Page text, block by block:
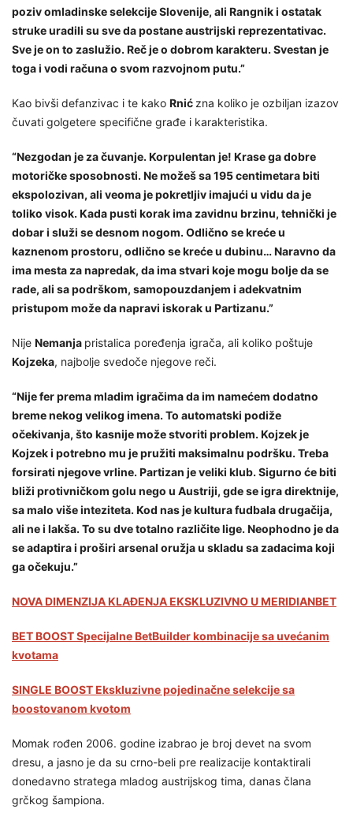
poziv omladinske selekcije Slovenije, ali Rangnik i ostatak
struke uradili su sve da postane austrijski reprezentativac.
Sve je on to zaslužio. Reč je o dobrom karakteru. Svestan je
toga i vodi računa o svom razvojnom putu.”
Kao bivši defanzivac i te kako Rnić zna koliko je ozbiljan izazov
čuvati golgetere specifične građe i karakteristika.
“Nezgodan je za čuvanje. Korpulentan je! Krase ga dobre
motoričke sposobnosti. Ne možeš sa 195 centimetara biti
ekspolozivan, ali veoma je pokretljiv imajući u vidu da je
toliko visok. Kada pusti korak ima zavidnu brzinu, tehnički je
dobar i služi se desnom nogom. Odlično se kreće u
kaznenom prostoru, odlično se kreće u dubinu… Naravno da
ima mesta za napredak, da ima stvari koje mogu bolje da se
rade, ali sa podrškom, samopouzdanjem i adekvatnim
pristupom može da napravi iskorak u Partizanu.”
Nije Nemanja pristalica poređenja igrača, ali koliko poštuje
Kojzeka, najbolje svedoče njegove reči.
“Nije fer prema mladim igračima da im namećem dodatno
breme nekog velikog imena. To automatski podiže
očekivanja, što kasnije može stvoriti problem. Kojzek je
Kojzek i potrebno mu je pružiti maksimalnu podršku. Treba
forsirati njegove vrline. Partizan je veliki klub. Sigurno će biti
bliži protivničkom golu nego u Austriji, gde se igra direktnije,
sa malo više inteziteta. Kod nas je kultura fudbala drugačija,
ali ne i lakša. To su dve totalno različite lige. Neophodno je da
se adaptira i proširi arsenal oružja u skladu sa zadacima koji
ga očekuju.”
NOVA DIMENZIJA KLAĐENJA EKSKLUZIVNO U MERIDIANBET
BET BOOST Specijalne BetBuilder kombinacije sa uvećanim
kvotama
SINGLE BOOST Ekskluzivne pojedinačne selekcije sa
boostovanom kvotom
Momak rođen 2006. godine izabrao je broj devet na svom
dresu, a jasno je da su crno-beli pre realizacije kontaktirali
donedavno stratega mladog austrijskog tima, danas člana
grčkog šampiona.